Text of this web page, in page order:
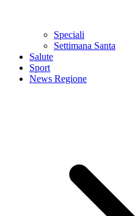
Speciali
Settimana Santa
Salute
Sport
News Regione